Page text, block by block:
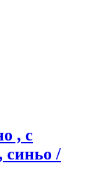
, с
синьо /